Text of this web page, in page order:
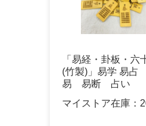
「易経・卦板・六
(竹製)」易学 易
易 易断 占い
マイストア在庫：